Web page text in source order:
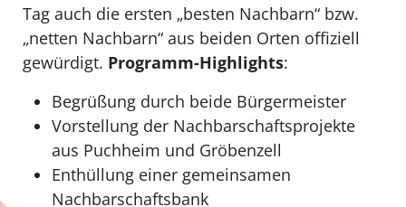
Tag auch die ersten „besten Nachbarn“ bzw.
„netten Nachbarn“ aus beiden Orten offiziell
gewürdigt. Programm-Highlights:
Begrüßung durch beide Bürgermeister
Vorstellung der Nachbarschaftsprojekte
aus Puchheim und Gröbenzell
Enthüllung einer gemeinsamen
Nachbarschaftsbank